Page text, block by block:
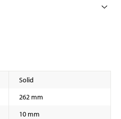
Solid
262 mm
10 mm